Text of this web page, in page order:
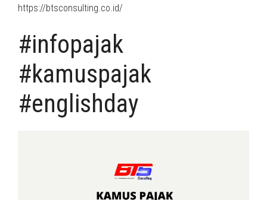
https://btsconsulting.co.id/
#infopajak
#kamuspajak
#englishday